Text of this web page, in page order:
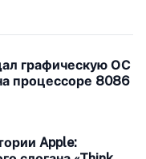
графическую ОС
процессоре 8086
Apple: